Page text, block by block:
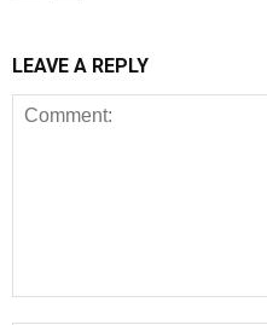
LEAVE A REPLY